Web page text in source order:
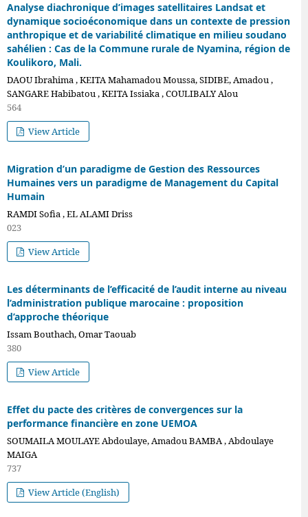
Analyse diachronique d’images satellitaires Landsat et
dynamique socioéconomique dans un contexte de pression
anthropique et de variabilité climatique en milieu soudano
sahélien : Cas de la Commune rurale de Nyamina, région de
Koulikoro, Mali.
DAOU Ibrahima , KEITA Mahamadou Moussa, SIDIBE, Amadou ,
SANGARE Habibatou , KEITA Issiaka , COULIBALY Alou
564
View Article
Migration d’un paradigme de Gestion des Ressources
Humaines vers un paradigme de Management du Capital
Humain
RAMDI Sofia , EL ALAMI Driss
023
View Article
Les déterminants de l’efficacité de l’audit interne au niveau
l’administration publique marocaine : proposition
d’approche théorique
Issam Bouthach, Omar Taouab
380
View Article
Effet du pacte des critères de convergences sur la
performance financière en zone UEMOA
SOUMAILA MOULAYE Abdoulaye, Amadou BAMBA , Abdoulaye
MAIGA
737
View Article (English)